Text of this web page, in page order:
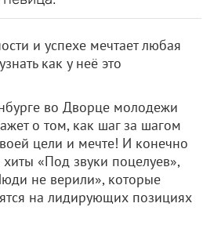
и успехе мечтает любая
как у неё это
во Дворце молодежи
о том, как шаг за шагом
цели и мечте! И конечно
«Под звуки поцелуев»,
не верили», которые
на лидирующих позициях